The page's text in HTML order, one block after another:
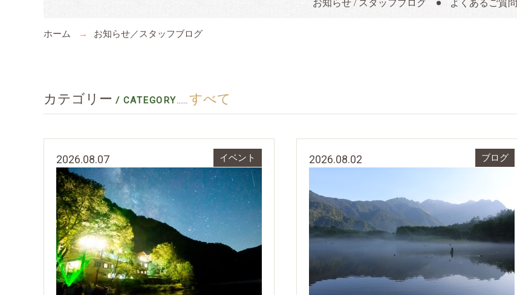
お知らせ / スタッフブログ よくあるご質問
ホーム お知らせ／スタッフブログ
カテゴリー / CATEGORY...... すべて
2026.08.07 イベント 2026.08.02 ブログ